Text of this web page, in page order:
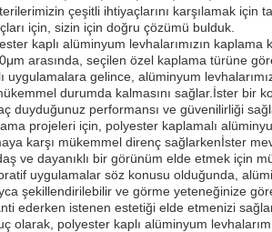
çeşitli ihtiyaçlarını karşılamak için
için, sizin için doğru çözümü bulduk.
kaplı alüminyum levhalarımızın
arasında, seçilen özel kaplama türüne
uygulamalara gelince, alüminyum
durumda kalmasını sağlar.İster bir
duyduğunuz performansı ve güvenilirliği
projeleri için, polyester kaplamalı
karşı mükemmel direnç sağlarkenİster
ve dayanıklı bir görünüm elde etmek için
uygulamalar söz konusu olduğunda,
şekillendirilebilir ve görme yeteneğinize
ederken istenen estetiği elde etmenizi
olarak, polyester kaplı alüminyum